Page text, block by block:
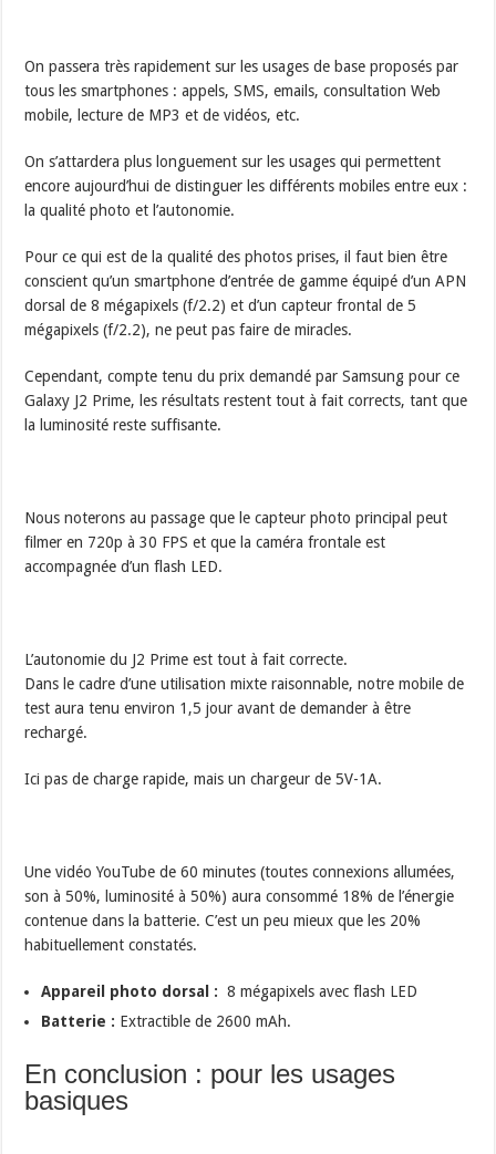
On passera très rapidement sur les usages de base proposés par
tous les smartphones : appels, SMS, emails, consultation Web
mobile, lecture de MP3 et de vidéos, etc.
On s’attardera plus longuement sur les usages qui permettent
encore aujourd’hui de distinguer les différents mobiles entre eux :
la qualité photo et l’autonomie.
Pour ce qui est de la qualité des photos prises, il faut bien être
conscient qu’un smartphone d’entrée de gamme équipé d’un APN
dorsal de 8 mégapixels (f/2.2) et d’un capteur frontal de 5
mégapixels (f/2.2), ne peut pas faire de miracles.
Cependant, compte tenu du prix demandé par Samsung pour ce
Galaxy J2 Prime, les résultats restent tout à fait corrects, tant que
la luminosité reste suffisante.
Nous noterons au passage que le capteur photo principal peut
filmer en 720p à 30 FPS et que la caméra frontale est
accompagnée d’un flash LED.
L’autonomie du J2 Prime est tout à fait correcte.
Dans le cadre d’une utilisation mixte raisonnable, notre mobile de
test aura tenu environ 1,5 jour avant de demander à être
rechargé.
Ici pas de charge rapide, mais un chargeur de 5V-1A.
Une vidéo YouTube de 60 minutes (toutes connexions allumées,
son à 50%, luminosité à 50%) aura consommé 18% de l’énergie
contenue dans la batterie. C’est un peu mieux que les 20%
habituellement constatés.
Appareil photo dorsal : 8 mégapixels avec flash LED
Batterie : Extractible de 2600 mAh.
En conclusion : pour les usages
basiques